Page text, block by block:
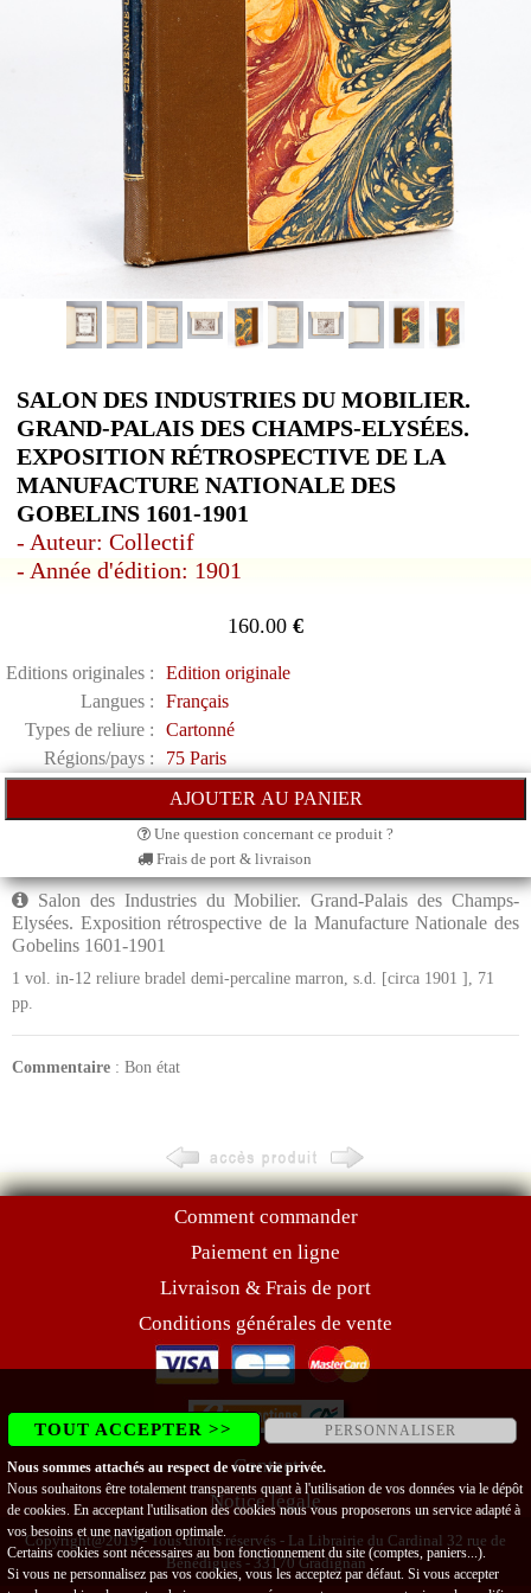
SALON DES INDUSTRIES DU MOBILIER.
GRAND-PALAIS DES CHAMPS-ELYSÉES.
EXPOSITION RÉTROSPECTIVE DE LA
MANUFACTURE NATIONALE DES
GOBELINS 1601-1901
- Auteur: Collectif
- Année d'édition: 1901
160.00 €
Editions originales :
Edition originale
Langues :
Français
Types de reliure :
Cartonné
Régions/pays :
75 Paris
Une question concernant ce produit ?
Frais de port & livraison
Salon des Industries du Mobilier. Grand-Palais des Champs-
Elysées. Exposition rétrospective de la Manufacture Nationale des
Gobelins 1601-1901
1 vol. in-12 reliure bradel demi-percaline marron, s.d. [circa 1901 ], 71
pp.
Commentaire : Bon état
Comment commander
Paiement en ligne
Livraison & Frais de port
Conditions générales de vente
Contact
Notice légale
Copyright@2019 - Tous droits réservés - La Librairie du Cardinal 32 rue de
Bénédigues - 33170 Gradignan
TOUT ACCEPTER >> PERSONNALISER
Nous sommes attachés au respect de votre vie privée.
Nous souhaitons être totalement transparents quant à l'utilisation de vos données via le dépôt
de cookies. En acceptant l'utilisation des cookies nous vous proposerons un service adapté à
vos besoins et une navigation optimale.
Certains cookies sont nécessaires au bon fonctionnement du site (comptes, paniers...).
Si vous ne personnalisez pas vos cookies, vous les acceptez par défaut. Si vous accepter